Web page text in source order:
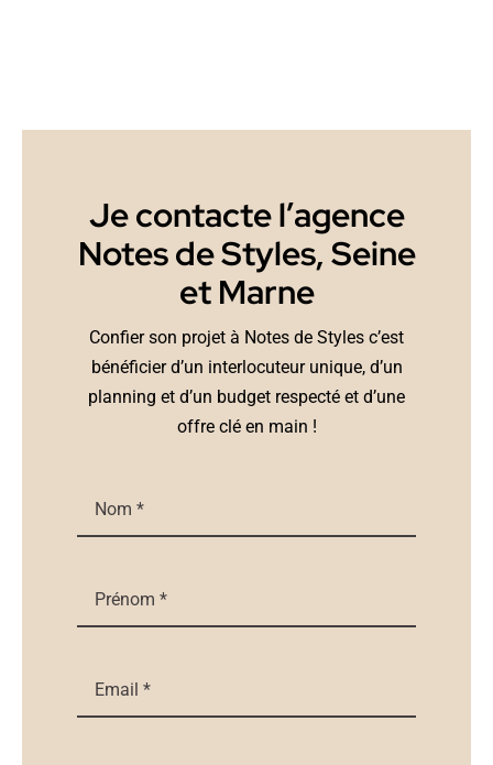
Je contacte l’agence
Notes de Styles, Seine
et Marne
Confier son projet à Notes de Styles c’est
bénéficier d’un interlocuteur unique, d’un
planning et d’un budget respecté et d’une
offre clé en main !